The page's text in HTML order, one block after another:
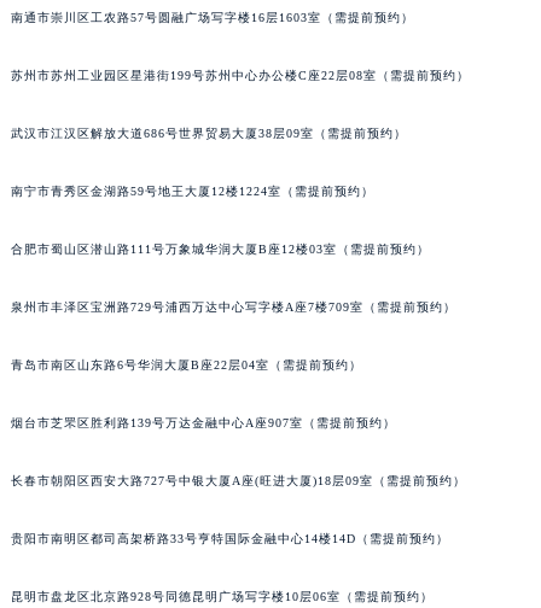
南通市崇川区工农路57号圆融广场写字楼16层1603室（需提前预约）
苏州市苏州工业园区星港街199号苏州中心办公楼C座22层08室（需提前预约）
武汉市江汉区解放大道686号世界贸易大厦38层09室（需提前预约）
南宁市青秀区金湖路59号地王大厦12楼1224室（需提前预约）
合肥市蜀山区潜山路111号万象城华润大厦B座12楼03室（需提前预约）
泉州市丰泽区宝洲路729号浦西万达中心写字楼A座7楼709室（需提前预约）
青岛市南区山东路6号华润大厦B座22层04室（需提前预约）
烟台市芝罘区胜利路139号万达金融中心A座907室（需提前预约）
长春市朝阳区西安大路727号中银大厦A座(旺进大厦)18层09室（需提前预约）
贵阳市南明区都司高架桥路33号亨特国际金融中心14楼14D（需提前预约）
昆明市盘龙区北京路928号同德昆明广场写字楼10层06室（需提前预约）